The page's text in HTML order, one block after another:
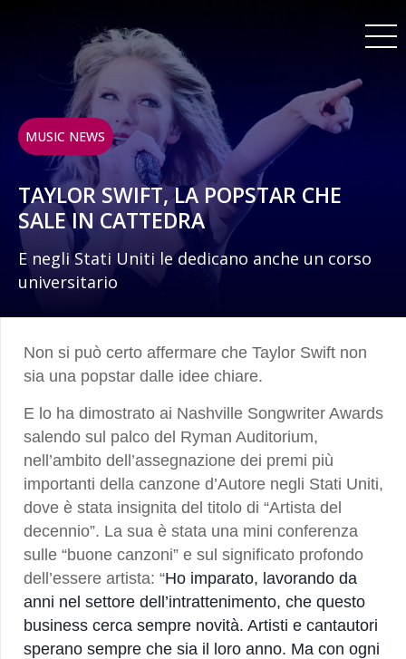
MUSIC NEWS
TAYLOR SWIFT, LA POPSTAR CHE
SALE IN CATTEDRA
E negli Stati Uniti le dedicano anche un corso
universitario
Non si può certo affermare che Taylor Swift non
sia una popstar dalle idee chiare.
E lo ha dimostrato ai Nashville Songwriter Awards
salendo sul palco del Ryman Auditorium,
nell’ambito dell’assegnazione dei premi più
importanti della canzone d’Autore negli Stati Uniti,
dove è stata insignita del titolo di “Artista del
decennio”. La sua è stata una mini conferenza
sulle “buone canzoni” e sul significato profondo
dell’essere artista: “Ho imparato, lavorando da
anni nel settore dell’intrattenimento, che questo
business cerca sempre novità. Artisti e cantautori
sperano sempre che sia il loro anno. Ma con ogni